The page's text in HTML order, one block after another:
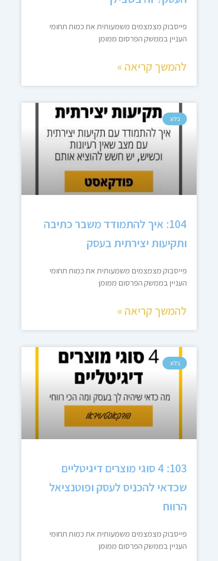
פייסבוק מצמצמים משמעותית את כמות תחומי
העניין בממשק הפרסום ממומן
להמשך קריאה »
בלוג
104: איך להתמודד משבר כתיבה
ותקיעות יצירתית בעסק
פייסבוק מצמצמים משמעותית את כמות תחומי
העניין בממשק הפרסום ממומן
להמשך קריאה »
בלוג
103: 4 סוגי מוצרים דיגיטליים
שכדאי להכניס לעסק ופוטנציאל
הרווח
פייסבוק מצמצמים משמעותית את כמות תחומי
העניין בממשק הפרסום ממומן